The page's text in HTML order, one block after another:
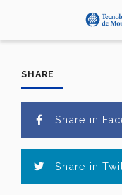
SHARE
Share in
Share in